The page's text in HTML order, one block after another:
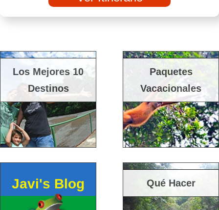
Los Mejores 10
Destinos
Paquetes
Vacacionales
Javi's Blog Qué Hacer